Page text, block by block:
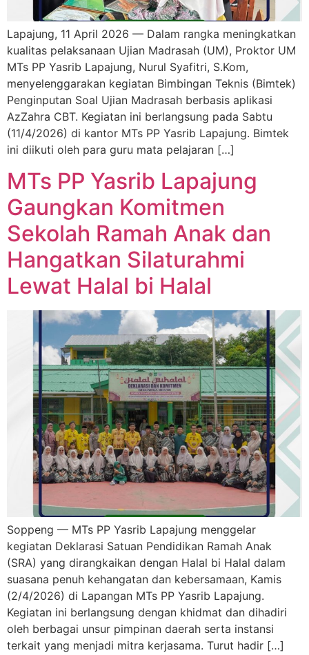
Lapajung, 11 April 2026 — Dalam rangka meningkatkan
kualitas pelaksanaan Ujian Madrasah (UM), Proktor UM
MTs PP Yasrib Lapajung, Nurul Syafitri, S.Kom,
menyelenggarakan kegiatan Bimbingan Teknis (Bimtek)
Penginputan Soal Ujian Madrasah berbasis aplikasi
AzZahra CBT. Kegiatan ini berlangsung pada Sabtu
(11/4/2026) di kantor MTs PP Yasrib Lapajung. Bimtek
ini diikuti oleh para guru mata pelajaran […]
MTs PP Yasrib Lapajung
Gaungkan Komitmen
Sekolah Ramah Anak dan
Hangatkan Silaturahmi
Lewat Halal bi Halal
Soppeng — MTs PP Yasrib Lapajung menggelar
kegiatan Deklarasi Satuan Pendidikan Ramah Anak
(SRA) yang dirangkaikan dengan Halal bi Halal dalam
suasana penuh kehangatan dan kebersamaan, Kamis
(2/4/2026) di Lapangan MTs PP Yasrib Lapajung.
Kegiatan ini berlangsung dengan khidmat dan dihadiri
oleh berbagai unsur pimpinan daerah serta instansi
terkait yang menjadi mitra kerjasama. Turut hadir […]